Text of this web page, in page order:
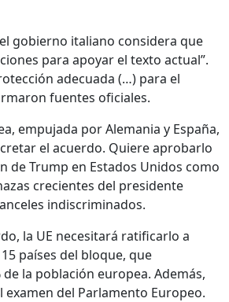
gobierno italiano considera que
para apoyar el texto actual”.
adecuada (…) para el
fuentes oficiales.
empujada por Alemania y España,
el acuerdo. Quiere aprobarlo
de Trump en Estados Unidos como
crecientes del presidente
indiscriminados.
la UE necesitará ratificarlo a
países del bloque, que
la población europea. Además,
del Parlamento Europeo.